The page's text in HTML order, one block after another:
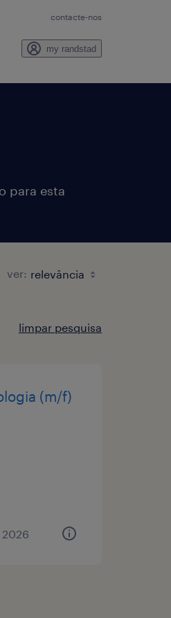
contacte-nos
my randstad
para esta
ver:
limpar pesquisa
(m/f)